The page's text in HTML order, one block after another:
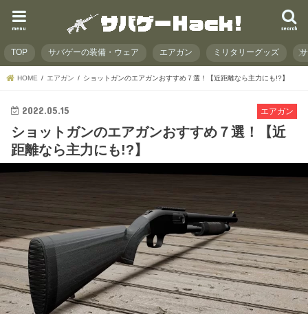
search
menu
TOP サバゲーの装備・ウェア エアガン ミリタリーグッズ
HOME エアガン ショットガンのエアガンおすすめ７選！【近距離なら主力にも!?】
エアガン
2022.05.15
ショットガンのエアガンおすすめ７選！【近
距離なら主力にも!?】